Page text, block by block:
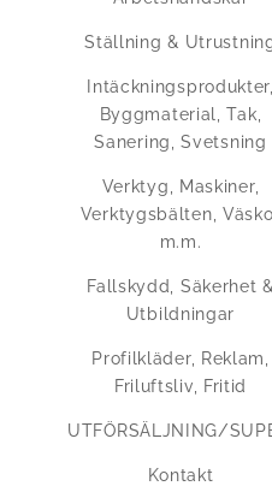
Ställning &
Intäckningsprodukter,
Byggmaterial, Tak,
Sanering, Svetsning
Verktyg, Maskiner,
Verktygsbälten,
m.m.
Fallskydd, Säkerhet &
Utbildningar
Profilkläder, Reklam,
Friluftsliv, Fritid
Kontakt